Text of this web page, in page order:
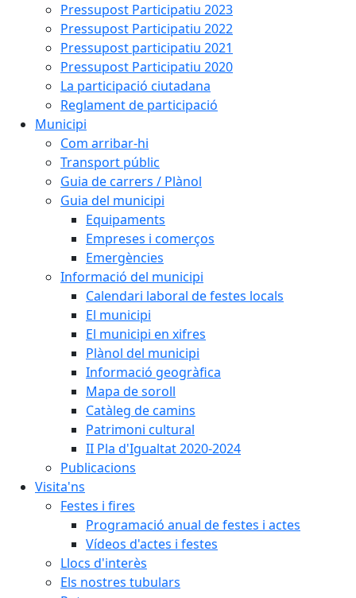
Pressupost Participatiu 2023
Pressupost Participatiu 2022
Pressupost participatiu 2021
Pressupost Participatiu 2020
La participació ciutadana
Reglament de participació
Municipi
Com arribar-hi
Transport públic
Guia de carrers / Plànol
Guia del municipi
Equipaments
Empreses i comerços
Emergències
Informació del municipi
Calendari laboral de festes locals
El municipi
El municipi en xifres
Plànol del municipi
Informació geogràfica
Mapa de soroll
Catàleg de camins
Patrimoni cultural
II Pla d'Igualtat 2020-2024
Publicacions
Visita'ns
Festes i fires
Programació anual de festes i actes
Vídeos d'actes i festes
Llocs d'interès
Els nostres tubulars